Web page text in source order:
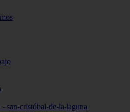
san-cristóbal-de-la-laguna